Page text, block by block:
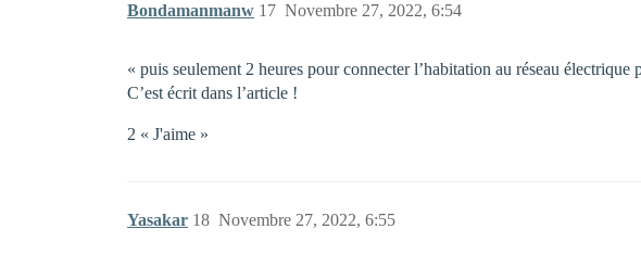
Bondamanmanw Novembre 27, 2022, 6:54
17
« puis seulement 2 heures pour connecter l’habitation au réseau électrique
C’est écrit dans l’article !
2 « J'aime »
Yasakar Novembre 27, 2022, 6:55
18